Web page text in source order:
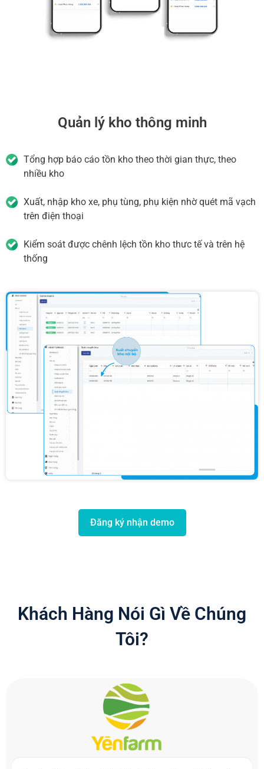
Quản lý kho thông minh
Tổng hợp báo cáo tồn kho theo thời gian thực, theo
nhiều kho
Xuất, nhập kho xe, phụ tùng, phụ kiện nhờ quét mã vạch
trên điện thoại
Kiểm soát được chênh lệch tồn kho thưc tế và trên hệ
thống
Đăng ký nhận demo
Khách Hàng Nói Gì Về Chúng
Tôi?